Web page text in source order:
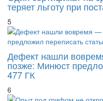
Один сертификат на
теряет льготу при
5
Дефект нашли
позже: Минюст
477 ГК